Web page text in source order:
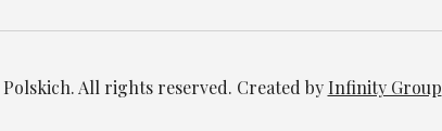
All rights reserved. Created by Infinity Group